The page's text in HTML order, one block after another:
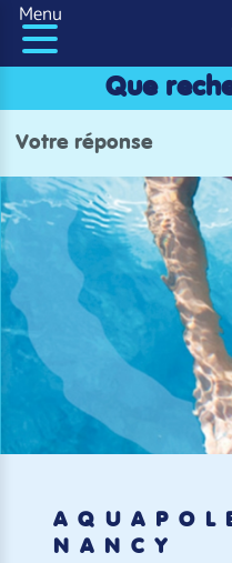
Panneau de gestion des
Menu
Que
NANCY